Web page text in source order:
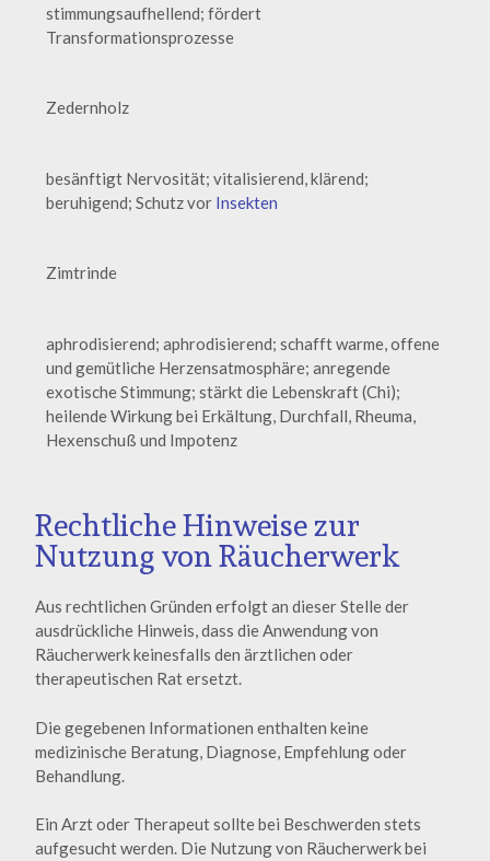
stimmungsaufhellend; fördert
Transformationsprozesse
Zedernholz
besänftigt Nervosität; vitalisierend, klärend;
beruhigend; Schutz vor Insekten
Zimtrinde
aphrodisierend; aphrodisierend; schafft warme, offene
und gemütliche Herzensatmosphäre; anregende
exotische Stimmung; stärkt die Lebenskraft (Chi);
heilende Wirkung bei Erkältung, Durchfall, Rheuma,
Hexenschuß und Impotenz
Rechtliche Hinweise zur
Nutzung von Räucherwerk
Aus rechtlichen Gründen erfolgt an dieser Stelle der
ausdrückliche Hinweis, dass die Anwendung von
Räucherwerk keinesfalls den ärztlichen oder
therapeutischen Rat ersetzt.
Die gegebenen Informationen enthalten keine
medizinische Beratung, Diagnose, Empfehlung oder
Behandlung.
Ein Arzt oder Therapeut sollte bei Beschwerden stets
aufgesucht werden. Die Nutzung von Räucherwerk bei